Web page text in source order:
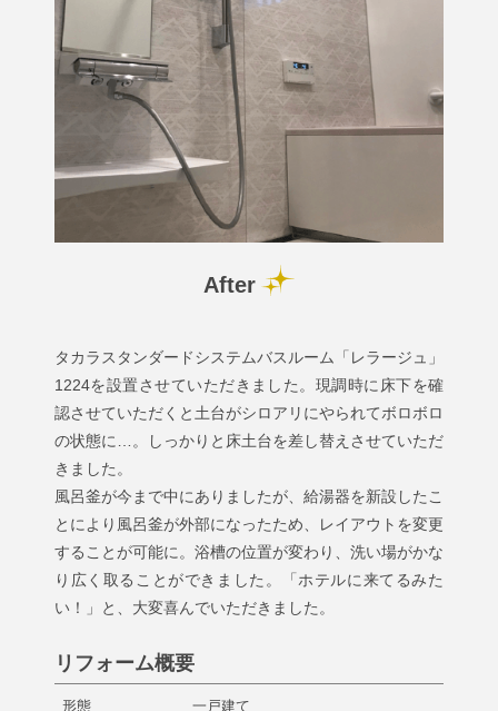
After
タカラスタンダードシステムバスルーム「レラージュ」
1224を設置させていただきました。現調時に床下を確
認させていただくと土台がシロアリにやられてボロボロ
の状態に…。しっかりと床土台を差し替えさせていただ
きました。
風呂釜が今まで中にありましたが、給湯器を新設したこ
とにより風呂釜が外部になったため、レイアウトを変更
することが可能に。浴槽の位置が変わり、洗い場がかな
り広く取ることができました。「ホテルに来てるみた
い！」と、大変喜んでいただきました。
リフォーム概要
形態 一戸建て